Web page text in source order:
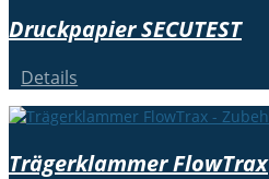
Druckpapier SECUTEST
Details
Trägerklammer FlowTrax